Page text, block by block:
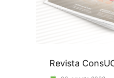
Revista